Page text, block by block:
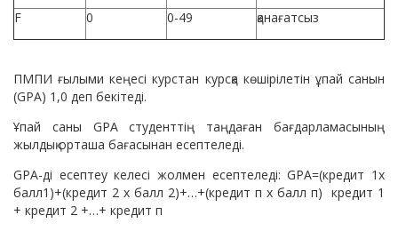
F
0 0-49 қанағатсыз
ПМПИ ғылыми кеңесі курстан курсқа көшірілетін ұпай санын
(GPA) 1,0 деп бекітеді.
Ұпай саны GPA студенттің таңдаған бағдарламасының
жылдық орташа бағасынан есептеледі.
GPA-ді есептеу келесі жолмен есептеледі: GPA=(кредит 1х
балл1)+(кредит 2 х балл 2)+…+(кредит п х балл п) кредит 1
+ кредит 2 +…+ кредит п